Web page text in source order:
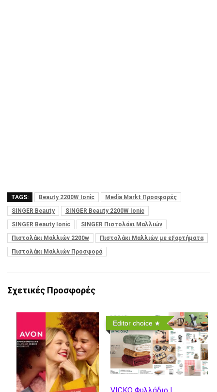
TAGS: Beauty 2200W Ionic
Media Markt Προσφορές
SINGER Beauty
SINGER Beauty 2200W Ionic
SINGER Beauty Ionic
SINGER Πιστολάκι Μαλλιών
Πιστολάκι Μαλλιών 2200w
Πιστολάκι Μαλλιών με εξαρτήματα
Πιστολάκι Μαλλιών Προσφορά
Σχετικές Προσφορές
Editor choice